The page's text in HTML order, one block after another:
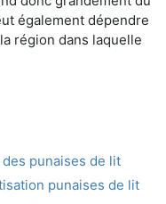
également dépendre
région dans laquelle
punaises de lit
punaises de lit